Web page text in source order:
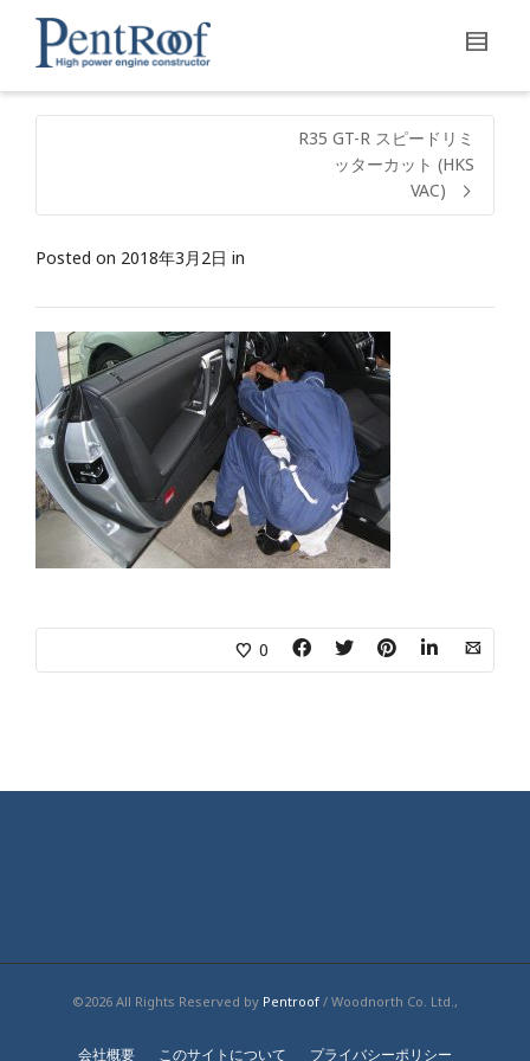
R35 GT-R スピードリミ
ッターカット (HKS
VAC)
Posted on 2018年3月2日 in
0
©2026 All Rights Reserved by Pentroof / Woodnorth Co. Ltd.,
会社概要 このサイトについて プライバシーポリシー